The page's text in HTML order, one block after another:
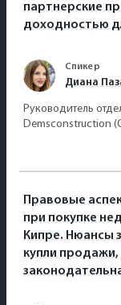
партнерские
доходностью
Спикер
Диана
Руководитель
Demsconstruction
Правовые
при покупке
Кипре. Нюансы
купли